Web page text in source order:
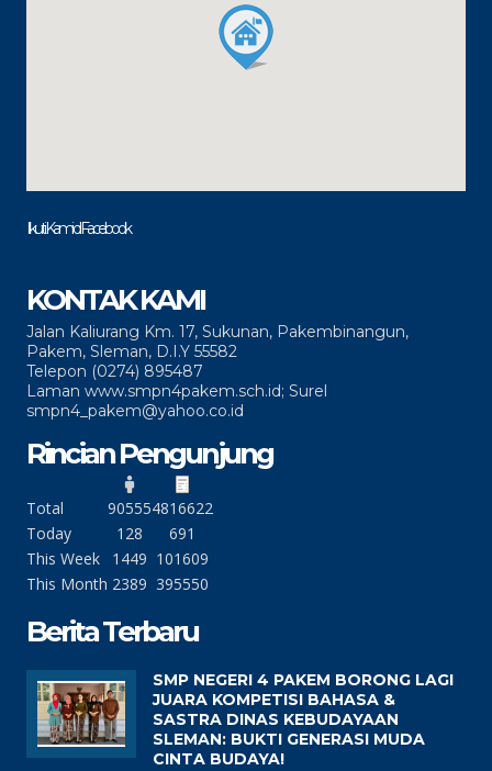
Ikuti Kami di Facebook
KONTAK KAMI
Jalan Kaliurang Km. 17, Sukunan, Pakembinangun,
Pakem, Sleman, D.I.Y 55582
Telepon (0274) 895487
Laman www.smpn4pakem.sch.id; Surel
smpn4_pakem@yahoo.co.id
Rincian Pengunjung
Total 905554816622
Today
128
691
This Week
1449 101609
This Month 2389 395550
Berita Terbaru
SMP NEGERI 4 PAKEM BORONG LAGI
JUARA KOMPETISI BAHASA &
SASTRA DINAS KEBUDAYAAN
SLEMAN: BUKTI GENERASI MUDA
CINTA BUDAYA!